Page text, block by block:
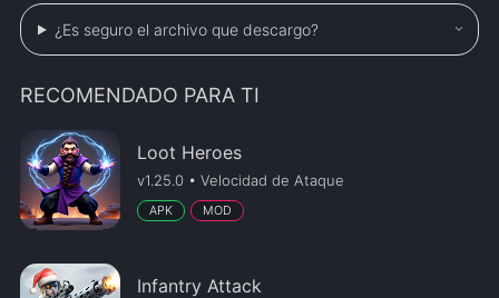
¿Es seguro el archivo que descargo?
RECOMENDADO PARA TI
Loot Heroes
v1.25.0 • Velocidad de Ataque
APK MOD
Infantry Attack